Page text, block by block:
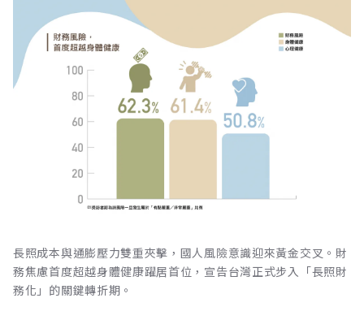
長照成本與通膨壓力雙重夾擊，國人風險意識迎來黃金交叉。財
務焦慮首度超越身體健康躍居首位，宣告台灣正式步入「長照財
務化」的關鍵轉折期。